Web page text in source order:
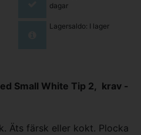
dagar
Lagersaldo: I lager
Small White Tip 2, krav -
Äts färsk eller kokt. Plocka